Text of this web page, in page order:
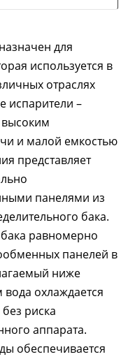
для
используется в
отраслях
–
высоким
и малой емкостью
представляет
панелями из
бака.
равномерно
панелей в
ниже
охлаждается
риска
аппарата.
обеспечивается